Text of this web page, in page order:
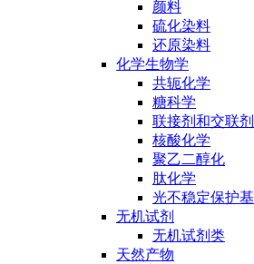
颜料
硫化染料
还原染料
化学生物学
共轭化学
糖科学
联接剂和交联剂
核酸化学
聚乙二醇化
肽化学
光不稳定保护基
无机试剂
无机试剂类
天然产物